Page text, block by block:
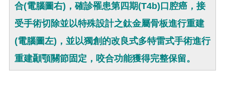
合(電腦圖右)，確診罹患第四期(T4b)口腔癌，接
受手術切除並以特殊設計之鈦金屬骨板進行重建
(電腦圖左)，並以獨創的改良式多特雷式手術進行
重建顳顎關節固定，咬合功能獲得完整保留。